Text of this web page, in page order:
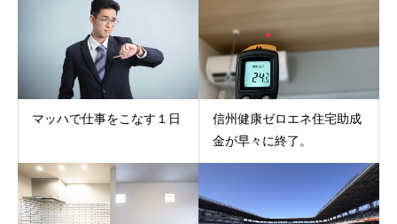
マッハで仕事をこなす１日
信州健康ゼロエネ住宅助成
金が早々に終了。